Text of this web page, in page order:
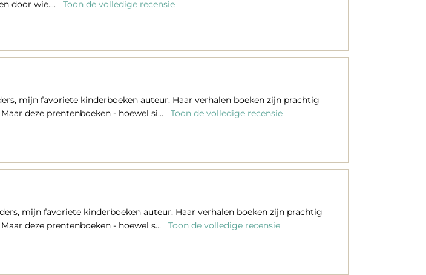
door wie....
Toon de volledige recensie
mijn favoriete kinderboeken auteur. Haar verhalen boeken zijn prachtig
deze prentenboeken - hoewel si...
Toon de volledige recensie
mijn favoriete kinderboeken auteur. Haar verhalen boeken zijn prachtig
deze prentenboeken - hoewel s...
Toon de volledige recensie